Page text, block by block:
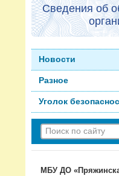
Сведения об
Новости
Разное
Уголок
МБУ ДО